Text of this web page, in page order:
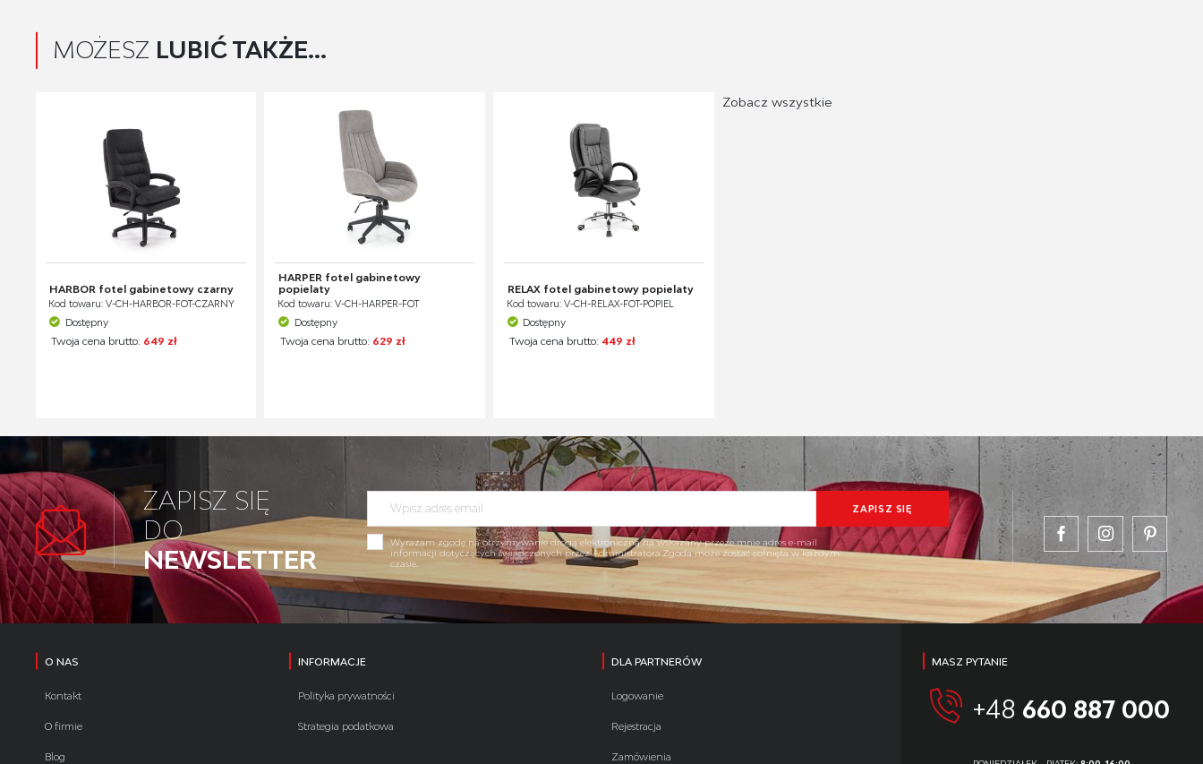
MOŻESZ LUBIĆ TAKŻE...
HARBOR fotel gabinetowy czarny
Kod towaru: V-CH-HARBOR-FOT-CZARNY
Dostępny
Twoja cena brutto: 649 zł
HARPER fotel gabinetowy
popielaty
Kod towaru: V-CH-HARPER-FOT
Dostępny
Twoja cena brutto: 629 zł
RELAX fotel gabinetowy popielaty
Kod towaru: V-CH-RELAX-FOT-POPIEL
Dostępny
Twoja cena brutto: 449 zł
Zobacz wszystkie
ZAPISZ SIĘ
DO
NEWSLETTER
Wyrażam zgodę na otrzymywanie drogą elektroniczną na wskazany przeze mnie adres e-mail
informacji dotyczących świadczonych przez Administratora.Zgoda może zostać cofnięta w każdym
czasie.
O NAS
Kontakt
O firmie
Blog
INFORMACJE
Polityka prywatności
Strategia podatkowa
DLA PARTNERÓW
Logowanie
Rejestracja
Zamówienia
MASZ PYTANIE
+48 660 887 000